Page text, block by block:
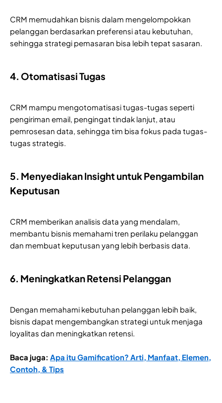
CRM memudahkan bisnis dalam mengelompokkan
pelanggan berdasarkan preferensi atau kebutuhan,
sehingga strategi pemasaran bisa lebih tepat sasaran.
4. Otomatisasi Tugas
CRM mampu mengotomatisasi tugas-tugas seperti
pengiriman email, pengingat tindak lanjut, atau
pemrosesan data, sehingga tim bisa fokus pada tugas-
tugas strategis.
5. Menyediakan Insight untuk Pengambilan
Keputusan
CRM memberikan analisis data yang mendalam,
membantu bisnis memahami tren perilaku pelanggan
dan membuat keputusan yang lebih berbasis data.
6. Meningkatkan Retensi Pelanggan
Dengan memahami kebutuhan pelanggan lebih baik,
bisnis dapat mengembangkan strategi untuk menjaga
loyalitas dan meningkatkan retensi.
Baca juga: Apa itu Gamification? Arti, Manfaat, Elemen,
Contoh, & Tips